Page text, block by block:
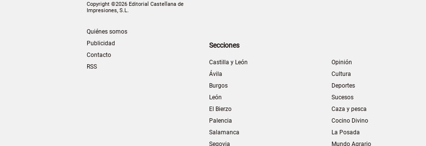
Copyright ©2026 Editorial Castellana de
Impresiones, S.L.
Quiénes somos
Publicidad
Contacto
RSS
Secciones
Castilla y León
Ávila
Burgos
León
El Bierzo
Palencia
Salamanca
Segovia
Opinión
Cultura
Deportes
Sucesos
Caza y pesca
Cocino Divino
La Posada
Mundo Agrario